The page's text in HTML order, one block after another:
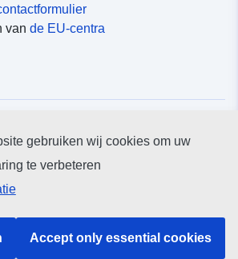
van de EU-centra
-organen
gebruiken wij cookies om uw
te verbeteren
Accept only essential cookies